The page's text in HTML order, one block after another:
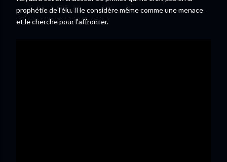
prophétie de l'élu. Il le considère même comme une menace
et le cherche pour l'affronter.